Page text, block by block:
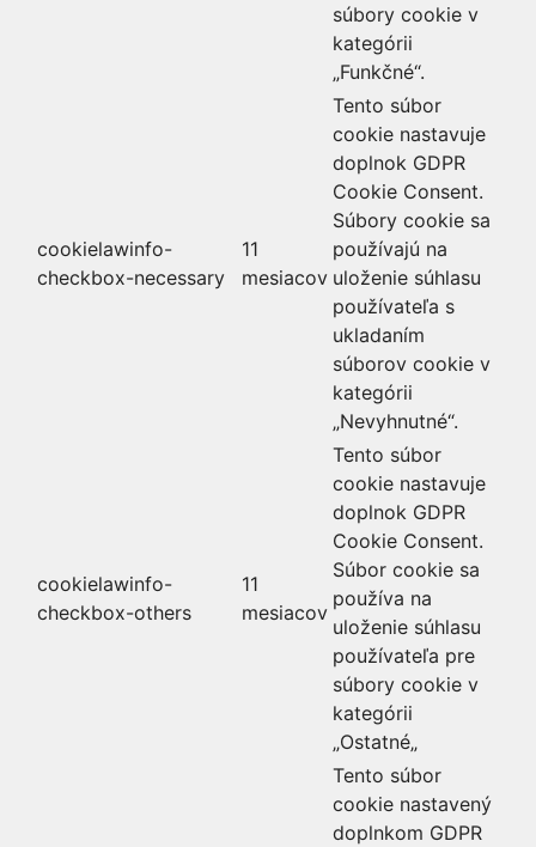
súbory cookie v
kategórii
„Funkčné“.
cookielawinfo-
checkbox-necessary
11
mesiacov
Tento súbor
cookie nastavuje
doplnok GDPR
Cookie Consent.
Súbory cookie sa
používajú na
uloženie súhlasu
používateľa s
ukladaním
súborov cookie v
kategórii
„Nevyhnutné“.
cookielawinfo-
checkbox-others
11
mesiacov
Tento súbor
cookie nastavuje
doplnok GDPR
Cookie Consent.
Súbor cookie sa
používa na
uloženie súhlasu
používateľa pre
súbory cookie v
kategórii
„Ostatné„
Tento súbor
cookie nastavený
doplnkom GDPR